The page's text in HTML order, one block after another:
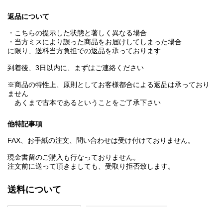
返品について
・こちらの提示した状態と著しく異なる場合
・当方ミスにより誤った商品をお届けしてしまった場合
に限り、送料当方負担での返品を承っております
到着後、3日以内に、まずはご連絡ください
※商品の特性上、原則としてお客様都合による返品は承っており
ません
あくまで古本であるということをご了承下さい
他特記事項
FAX、お手紙の注文、問い合わせは受け付けておりません。
現金書留のご購入も行なっておりません。
注文前に送って頂きましても、受取り拒否致します。
送料について